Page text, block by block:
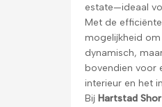
estate—ideaal
Met de efficiënte
mogelijkheid
dynamisch,
bovendien voor
interieur en het
Bij Hartstad